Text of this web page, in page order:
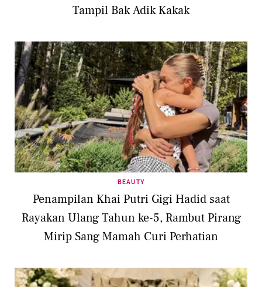
Tampil Bak Adik Kakak
BEAUTY
Penampilan Khai Putri Gigi Hadid saat
Rayakan Ulang Tahun ke-5, Rambut Pirang
Mirip Sang Mamah Curi Perhatian